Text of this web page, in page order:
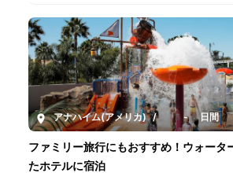
アナハイム(アメリカ) / 5-8日間
ファミリー旅行にもおすすめ！ウォータ
たホテルに宿泊